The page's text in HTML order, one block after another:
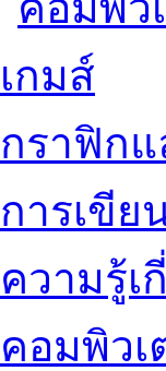
เกมส์
กราฟิกแ
การเขีย
ความรู้เ
คอมพิวเ